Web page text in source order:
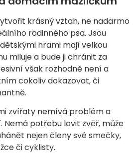
krásný vztah, ne nadarmo
rodinného psa. Jsou
hrami mají velkou
miluje a bude ji chránit za
však rozhodně není a
cokoliv dokazovat, či
zvířaty nemívá problém a
Nemá potřebu lovit zvěř, může
nejen členy své smečky,
či cyklisty.